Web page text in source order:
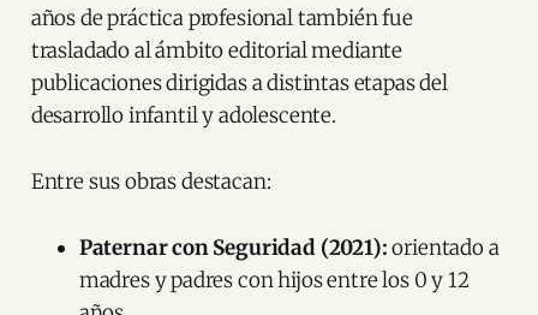
años de práctica profesional también fue
trasladado al ámbito editorial mediante
publicaciones dirigidas a distintas etapas del
desarrollo infantil y adolescente.
Entre sus obras destacan:
Paternar con Seguridad (2021):orientado a
madres y padres con hijos entre los 0 y 12